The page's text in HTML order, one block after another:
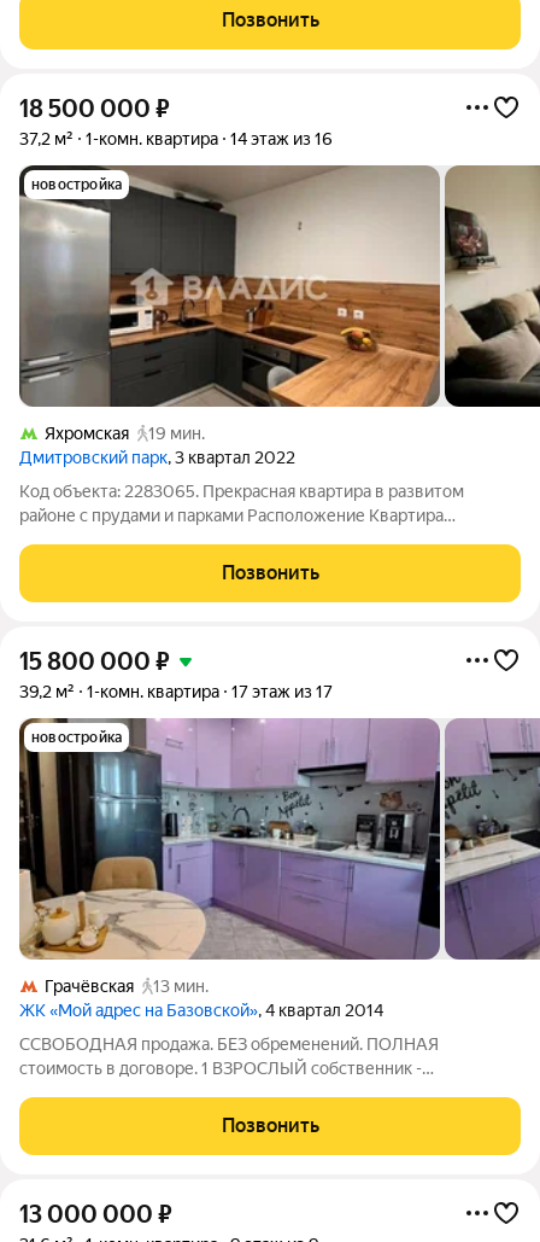
находятся школы, детские сады, магазины и аптеки, а также
есть лёгкий доступ к
Позвонить
18 500 000 ₽
37,2 м² 1-комн. квартира 14 этаж из 16
новостройка
Яхромская
19 мин.
Дмитровский парк, 3 квартал 2022
Код объекта: 2283065. Прекрасная квартира в развитом
районе с прудами и парками Расположение Квартира
улице Лобненская, дом 13 корпус 3. Близость к основным
транспортным магистралям обеспечивает
Позвонить
15 800 000 ₽
39,2 м² 1-комн. квартира 17 этаж из 17
новостройка
Грачёвская
13 мин.
ЖК «Мой адрес на Базовской», 4 квартал 2014
ССВОБОДНАЯ продажа. БЕЗ обременений. ПОЛНАЯ
стоимость в договоре. 1 ВЗРОСЛЫЙ собственник -
ТОЙНОЕ предложение для клиентов ЦЕНЯЩИХ уют и
комфорт . Продается в ПОЛНОЙ комплектации - ВСЯ мебель и
Позвонить
13 000 000 ₽